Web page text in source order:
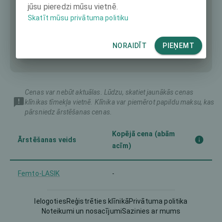
Cenas var nebūt aktuālas. Lūdzu, skatiet jaunākās cenas
klīnikas tīmekļa vietnē. Klīnika var piemērot papildu maksu, kas
pārsniedz ārstēšanas cenas.
Ārstēšanas veids
Kopējā cena (abām
acīm)
Femto-LASIK -
Intraocular Lens (IOL) -
IelogotiesReģistrēties klīnikāPrivātuma politika
Noteikumi un nosacījumiSazinies ar mums
jūsu pieredzi mūsu vietnē.
Skatīt mūsu privātuma politiku
NORAIDĪT PIEŅEMT